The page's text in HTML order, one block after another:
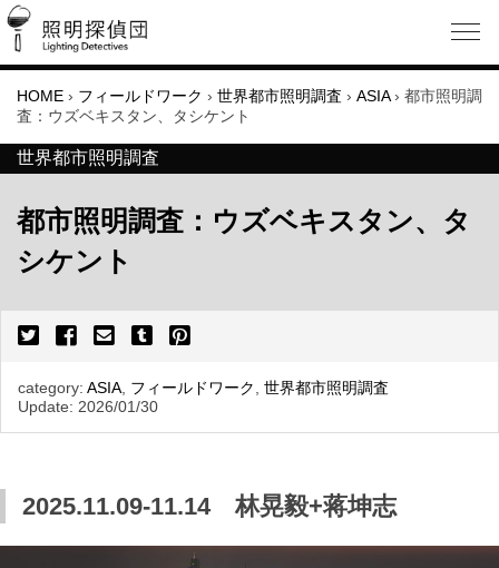
HOME › フィールドワーク › 世界都市照明調査 › ASIA › 都市照明調
査：ウズベキスタン、タシケント
世界都市照明調査
都市照明調査：ウズベキスタン、タ
シケント
category: ASIA, フィールドワーク , 世界都市照明調査
Update: 2026/01/30
2025.11.09-11.14 林晃毅+蒋坤志